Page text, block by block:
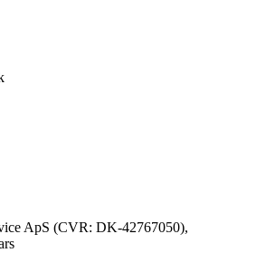
ApS (CVR: DK-42767050),